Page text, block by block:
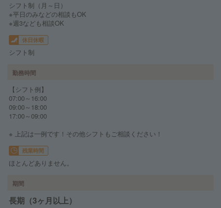
シフト制（月～日）
※平日のみなどの相談もOK
※週3なども相談OK
休日休暇
シフト制
勤務時間
【シフト例】
07:00～16:00
09:00～18:00
17:00～09:00
※ 上記は一例です！その他シフトもご相談ください！
残業時間
ほとんどありません。
期間
長期（3ヶ月以上）